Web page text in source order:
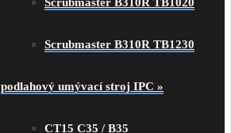
Scrubmaster B310R TB1230
podlahový umývací stroj IPC »
CT15 C35 / B35